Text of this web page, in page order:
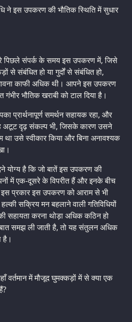
ने इस उपकरण की भौतिक स्थिति में सुधार
पिछले संपर्क के समय इस उपकरण में, जिसे
से संबंधित हो या गुर्दों से संबंधित हो,
काफी अधिक थी। आपने इस उपकरण
गंभीर भौतिक खराबी को टाल दिया है।
प्रार्थनापूर्ण समर्थन सहायक रहा, और
अटूट दृढ़ संकल्प भी, जिसके कारण उसने
था उसे स्वीकार किया और बिना अनावश्यक
योग्य है कि जो बातें इस उपकरण की
में एक-दूसरे के विपरीत हैं और इनके बीच
प्रकार इस उपकरण को आराम से भी
सक्रिय मन बहलाने वाली गतिविधियों
करना थोड़ा अधिक कठिन हो
समझ ली जाती है, तो यह संतुलन अधिक
है।
वर्तमान में मौजूद घुमक्कड़ों में से क्या एक